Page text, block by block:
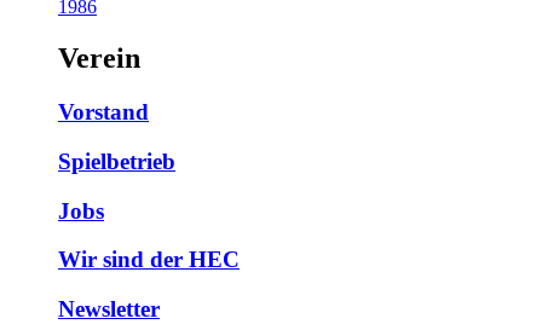
1986
Verein
Vorstand
Spielbetrieb
Jobs
Wir sind der HEC
Newsletter